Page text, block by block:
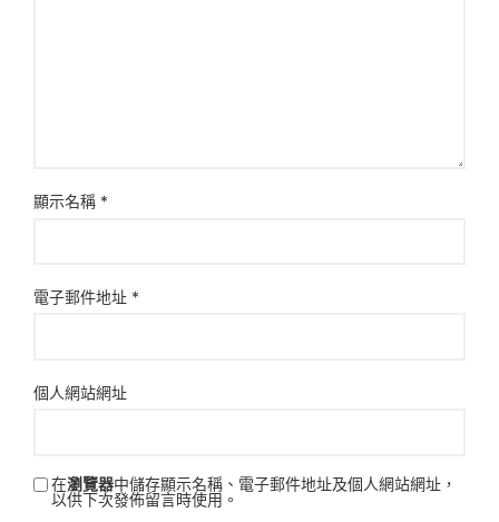
顯示名稱 *
電子郵件地址 *
個人網站網址
在瀏覽器中儲存顯示名稱、電子郵件地址及個人網站網址，
以供下次發佈留言時使用。